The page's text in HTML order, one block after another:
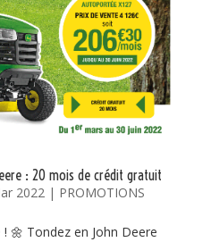
: 20 mois de crédit gratuit
2022 | PROMOTIONS
🌼 Tondez en John Deere